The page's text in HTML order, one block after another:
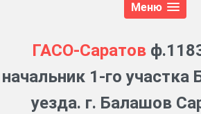
Меню
ГАСО-Саратов
начальник 1-го участка
уезда. г. Балашов